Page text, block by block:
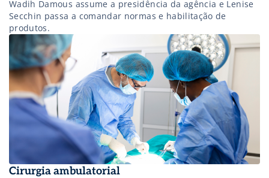
Wadih Damous assume a presidência da agência e Lenise
Secchin passa a comandar normas e habilitação de
produtos.
Cirurgia ambulatorial